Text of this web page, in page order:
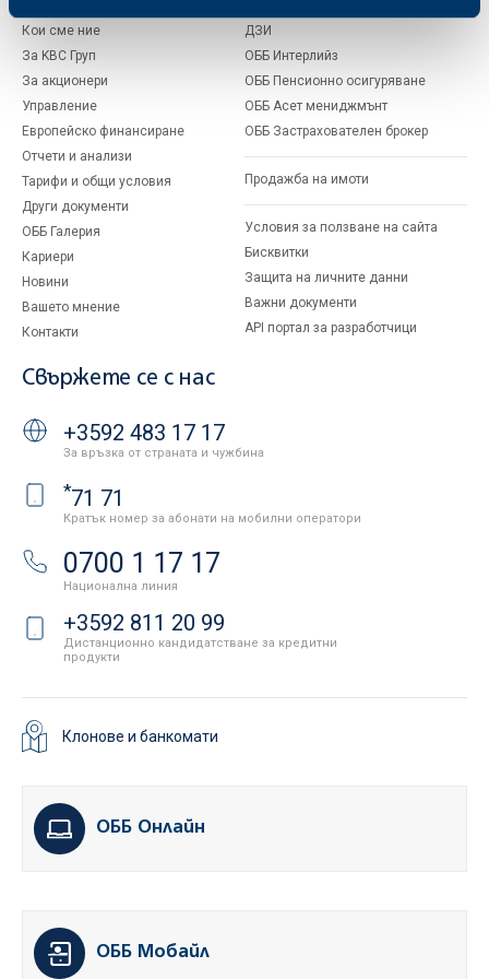
Кои сме ние
За KBC Груп
За акционери
Управление
Европейско финансиране
Отчети и анализи
Тарифи и общи условия
Други документи
ОББ Галерия
Кариери
Новини
Вашето мнение
Контакти
ДЗИ
ОББ Интерлийз
ОББ Пенсионно осигуряване
ОББ Асет мениджмънт
ОББ Застрахователен брокер
Продажба на имоти
Условия за ползване на сайта
Бисквитки
Защита на личните данни
Важни документи
API портал за разработчици
Свържете се с нас
+3592 483 17 17
За връзка от страната и чужбина
*71 71
Кратък номер за абонати на мобилни оператори
0700 1 17 17
Национална линия
+3592 811 20 99
Дистанционно кандидатстване за кредитни
продукти
Клонове и банкомати
ОББ Онлайн
ОББ Мобайл